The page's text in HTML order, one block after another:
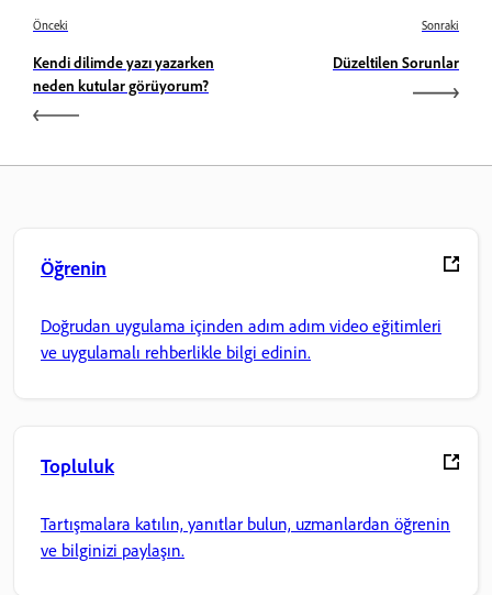
Önceki
Kendi dilimde yazı yazarken
neden kutular görüyorum?
Sonraki
Düzeltilen Sorunlar
Öğrenin
Doğrudan uygulama içinden adım adım video eğitimleri
ve uygulamalı rehberlikle bilgi edinin.
Topluluk
Tartışmalara katılın, yanıtlar bulun, uzmanlardan öğrenin
ve bilginizi paylaşın.